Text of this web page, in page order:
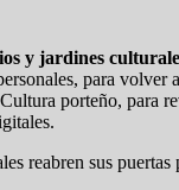
y jardines
para volver
porteño, para
reabren sus